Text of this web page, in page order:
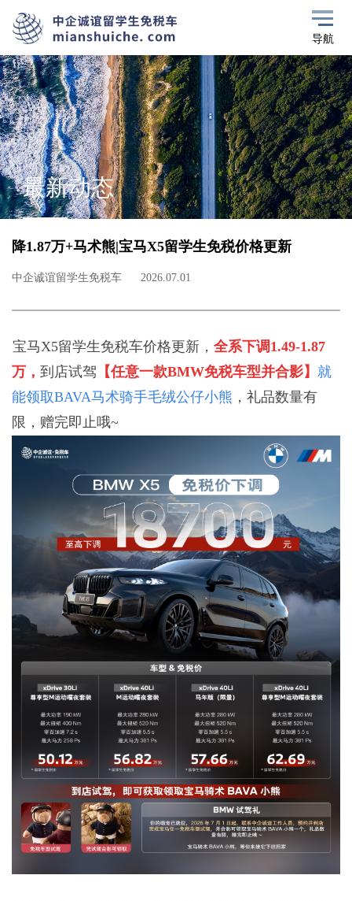
导航
最新动态
降1.87万+马术熊|宝马X5留学生免税价格更新
中企诚谊留学生免税车 2026.07.01
宝马X5留学生免税车价格更新， 全系下调1.49-1.87
万， 到店试驾 【任意一款BMW免税车型并合影】 就
能领取BAVA马术骑手毛绒公仔小熊 ，礼品数量有
限，赠完即止哦~